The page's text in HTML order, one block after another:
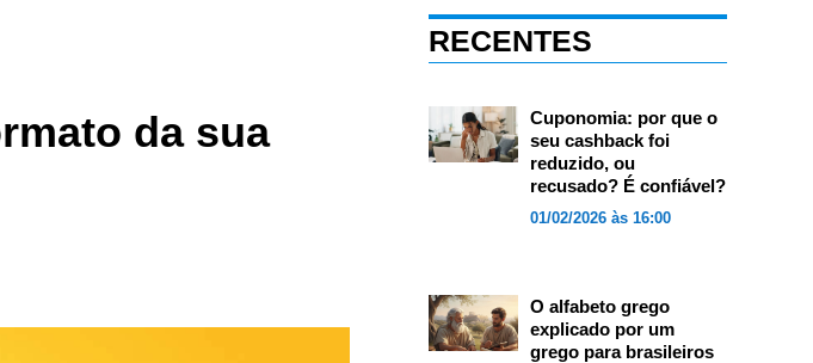
da sua
RECENTES
Cuponomia: por que o
seu cashback foi
reduzido, ou
recusado? É confiável?
01/02/2026 às 16:00
O alfabeto grego
explicado por um
grego para brasileiros